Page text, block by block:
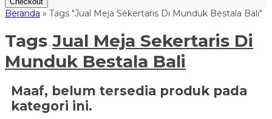
Beranda » Tags "Jual Meja Sekertaris Di Munduk Bestala Bali"
Tags Jual Meja Sekertaris Di
Munduk Bestala Bali
Maaf, belum tersedia produk pada
kategori ini.